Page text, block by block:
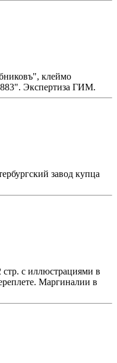
клеймо
Экспертиза ГИМ.
завод купца
стр. с иллюстрациями в
Маргиналии в